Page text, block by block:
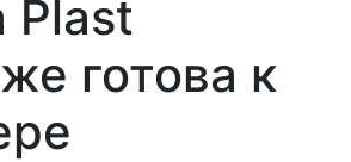
Plast
готова к